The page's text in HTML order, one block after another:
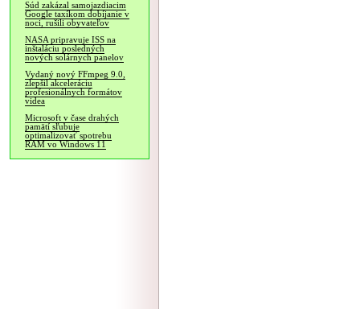
Súd zakázal samojazdiacim
Google taxíkom dobíjanie v
noci, rušili obyvateľov
NASA pripravuje ISS na
inštaláciu posledných
nových solárnych panelov
Vydaný nový FFmpeg 9.0,
zlepšil akceleráciu
profesionálnych formátov
videa
Microsoft v čase drahých
pamätí sľubuje
optimalizovať spotrebu
RAM vo Windows 11